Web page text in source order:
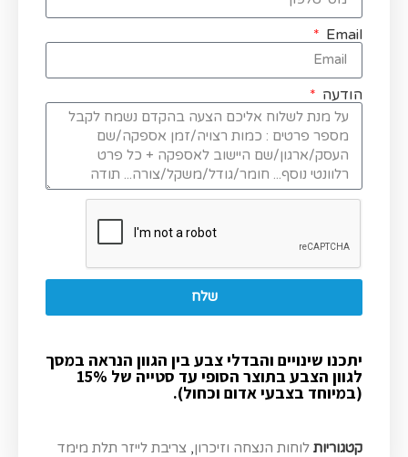
Email
הודעה
שלח
יתכנו שינויים והבדלי צבע בין הגוון הנראה במסך
לגוון הצבע בתוצר הסופי עד סטייה של 15%
(במיוחד בצבעי אדום וכחול).
קטגוריות לוחות הנצחה וזיכרון, צריבת לייזר תלת מימד